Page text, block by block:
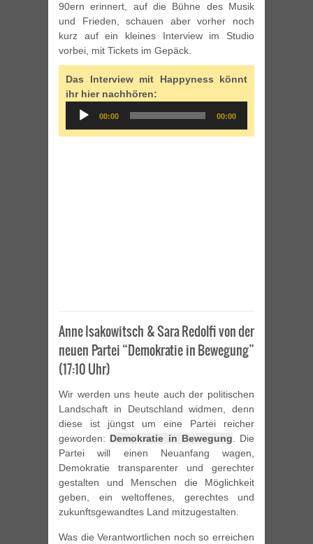
90ern erinnert, auf die Bühne des Musik
und Frieden, schauen aber vorher noch
kurz auf ein kleines Interview im Studio
vorbei, mit Tickets im Gepäck.
Das Interview mit Happyness könnt
ihr hier nachhören:
Audio
Player
00:00 00:00
Anne Isakowitsch & Sara Redolfi von der
neuen Partei “Demokratie in Bewegung”
(17:10 Uhr)
Wir werden uns heute auch der politischen
Landschaft in Deutschland widmen, denn
diese ist jüngst um eine Partei reicher
geworden: Demokratie in Bewegung . Die
Partei will einen Neuanfang wagen,
Demokratie transparenter und gerechter
gestalten und Menschen die Möglichkeit
geben, ein weltoffenes, gerechtes und
zukunftsgewandtes Land mitzugestalten.
Was die Verantwortlichen noch so erreichen